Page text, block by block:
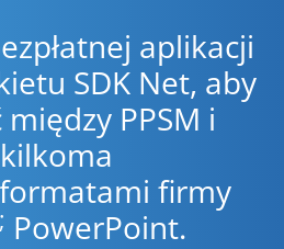
aplikacji
SDK Net, aby
PPSM i
firmy
PowerPoint.